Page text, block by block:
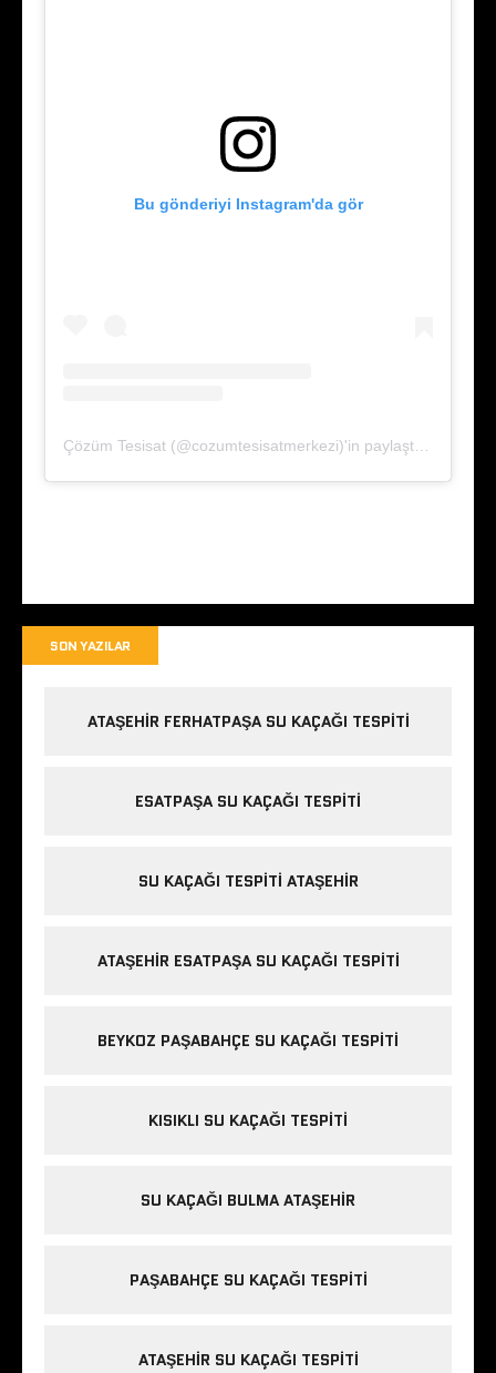
Bu gönderiyi Instagram'da gör
Çözüm Tesisat (@cozumtesisatmerkezi)'in paylaştığı bir gönderi
SON YAZILAR
ATAŞEHIR FERHATPAŞA SU KAÇAĞI TESPITI
ESATPAŞA SU KAÇAĞI TESPITI
SU KAÇAĞI TESPITI ATAŞEHIR
ATAŞEHIR ESATPAŞA SU KAÇAĞI TESPITI
BEYKOZ PAŞABAHÇE SU KAÇAĞI TESPITI
KISIKLI SU KAÇAĞI TESPITI
SU KAÇAĞI BULMA ATAŞEHIR
PAŞABAHÇE SU KAÇAĞI TESPITI
ATAŞEHIR SU KAÇAĞI TESPITI